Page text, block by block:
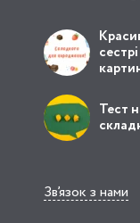
Тест
Зв’язок з нами